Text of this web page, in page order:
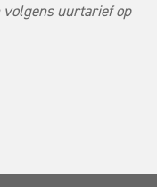
volgens uurtarief op